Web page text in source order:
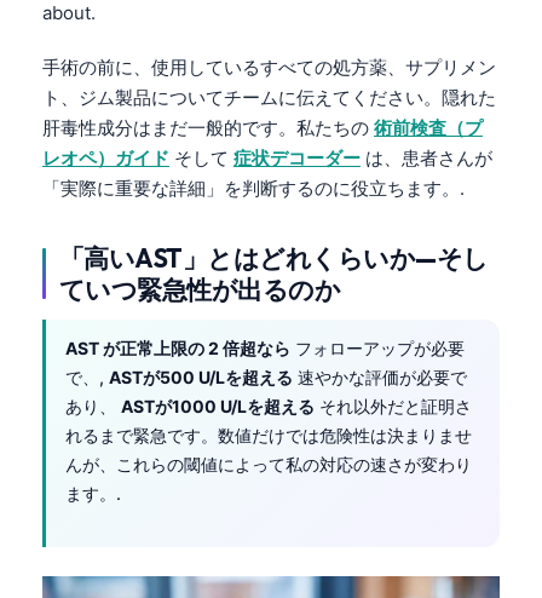
about.
手術の前に、使用しているすべての処方薬、サプリメン
ト、ジム製品についてチームに伝えてください。隠れた
肝毒性成分はまだ一般的です。私たちの 術前検査（プ
レオペ）ガイド そして 症状デコーダー は、患者さんが
「実際に重要な詳細」を判断するのに役立ちます。.
「高いAST」とはどれくらいか—そし
ていつ緊急性が出るのか
AST が正常上限の 2 倍超なら フォローアップが必要
で、, ASTが500 U/Lを超える 速やかな評価が必要で
あり、 ASTが1000 U/Lを超える それ以外だと証明さ
れるまで緊急です。数値だけでは危険性は決まりませ
んが、これらの閾値によって私の対応の速さが変わり
ます。.
Azərbaycan dili
Čeština
ქართული
Русский
Lietuvių kalba
Polski
한국어
Slovenščina
Shqip
বাংলা
اردو
मराठी